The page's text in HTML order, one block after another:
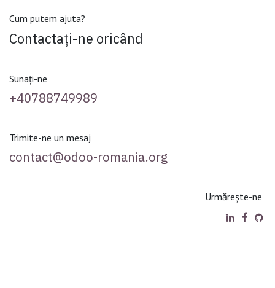
Cum putem ajuta?
Contactați-ne oricând
Sunați-ne
+40788749989
Trimite-ne un mesaj
contact@odoo-romania.org
Urmărește-ne